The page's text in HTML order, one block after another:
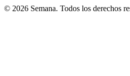
© 2026 Semana. Todos los derechos